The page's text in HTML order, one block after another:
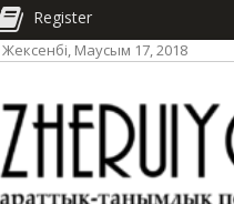
Жексенбі, Маусым 17, 2018
Register